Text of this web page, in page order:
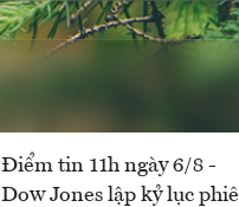
Điểm tin 11h ngày 6/8 -
Dow Jones lập kỷ lục